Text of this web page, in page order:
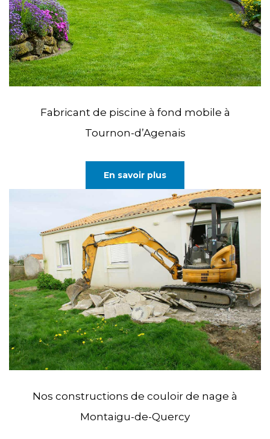
Fabricant de piscine à fond mobile à
Tournon-d’Agenais
En savoir plus
Nos constructions de couloir de nage à
Montaigu-de-Quercy